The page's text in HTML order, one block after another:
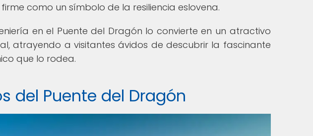
como un símbolo de la resiliencia eslovena.
en el Puente del Dragón lo convierte en un atractivo
atrayendo a visitantes ávidos de descubrir la fascinante
que lo rodea.
del Puente del Dragón